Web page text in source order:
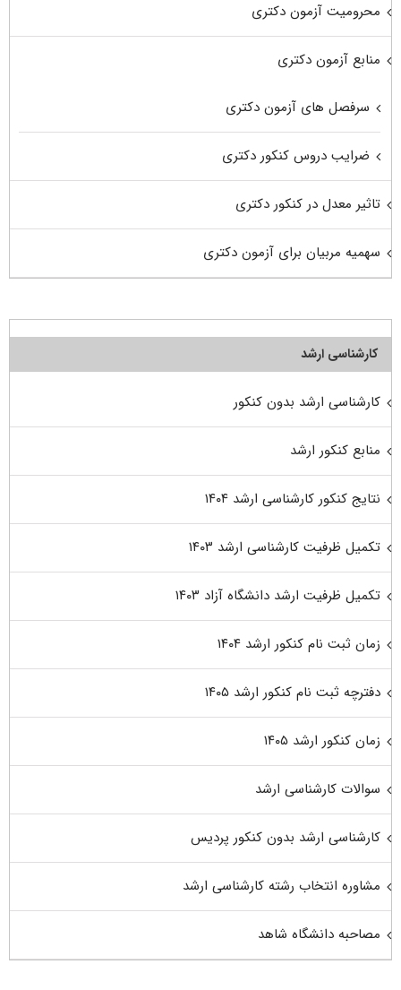
محرومیت آزمون دکتری
منابع آزمون دکتری
سرفصل های آزمون دکتری
ضرایب دروس کنکور دکتری
تاثیر معدل در کنکور دکتری
سهمیه مربیان برای آزمون دکتری
کارشناسی ارشد
کارشناسی ارشد بدون کنکور
منابع کنکور ارشد
نتایج کنکور کارشناسی ارشد ۱۴۰۴
تکمیل ظرفیت کارشناسی ارشد ۱۴۰۳
تکمیل ظرفیت ارشد دانشگاه آزاد ۱۴۰۳
زمان ثبت نام کنکور ارشد ۱۴۰۴
دفترچه ثبت نام کنکور ارشد ۱۴۰۵
زمان کنکور ارشد ۱۴۰۵
سوالات کارشناسی ارشد
کارشناسی ارشد بدون کنکور پردیس
مشاوره انتخاب رشته کارشناسی ارشد
مصاحبه دانشگاه شاهد